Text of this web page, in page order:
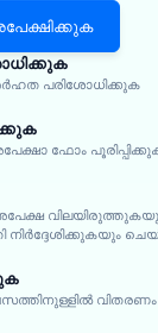
പരിശോധിക്കുക
ഫോം